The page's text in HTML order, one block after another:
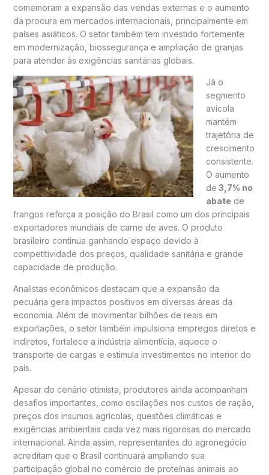
comemoram a expansão das vendas externas e o aumento
da procura em mercados internacionais, principalmente em
países asiáticos. O setor também tem investido fortemente
em modernização, biossegurança e ampliação de granjas
para atender às exigências sanitárias globais.
Já o
segmento
avícola
mantém
trajetória de
crescimento
consistente.
O aumento
de 3,7% no
abate de
frangos reforça a posição do Brasil como um dos principais
exportadores mundiais de carne de aves. O produto
brasileiro continua ganhando espaço devido à
competitividade dos preços, qualidade sanitária e grande
capacidade de produção.
Analistas econômicos destacam que a expansão da
pecuária gera impactos positivos em diversas áreas da
economia. Além de movimentar bilhões de reais em
exportações, o setor também impulsiona empregos diretos e
indiretos, fortalece a indústria alimentícia, aquece o
transporte de cargas e estimula investimentos no interior do
país.
Apesar do cenário otimista, produtores ainda acompanham
desafios importantes, como oscilações nos custos de ração,
preços dos insumos agrícolas, questões climáticas e
exigências ambientais cada vez mais rigorosas do mercado
internacional. Ainda assim, representantes do agronegócio
acreditam que o Brasil continuará ampliando sua
participação global no comércio de proteínas animais ao